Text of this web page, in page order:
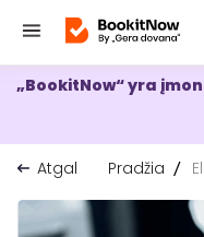
„BookitNow“ yra
Atgal
Pradžia